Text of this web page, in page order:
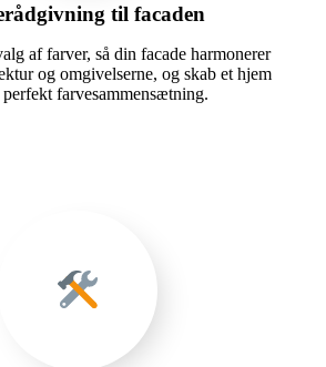
til facaden
af farver, så din facade harmonerer
og omgivelserne, og skab et hjem
perfekt farvesammensætning.